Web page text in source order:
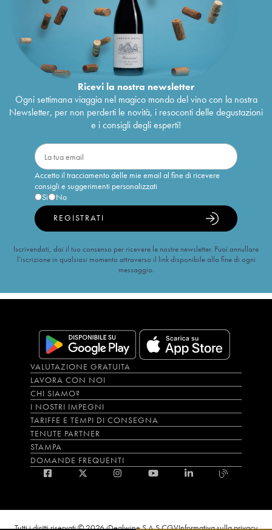
Ricevi la nostra newsletter
Ogni settimana viaggia nel magico mondo del vino con la nostra
Newsletter, per non perderti le novità, i resoconti delle degustazioni
e i consigli degli esperti!
Accetto il tracciamento delle mie email al fine di ricevere
consigli e suggerimenti personalizzati
Sì
No
REGISTRATI
Iscrivendoti, dai il tuo consenso per ricevere le nostre newsletter. Puoi annullare
l’iscrizione in qualsiasi momento attraverso il link disponibile alla fine di ogni
messaggio.
VALUTAZIONE GRATUITA
LAVORA CON NOI
CHI SIAMO?
I NOSTRI IMPEGNI
TARIFFE E TEMPI DI CONSEGNA
TENUTE PARTNER
STAMPA
DOMANDE FREQUENTI
Tutti i diritti riservati © 2026 iDealwine S.A.S.CGVInformativa sulla privacy